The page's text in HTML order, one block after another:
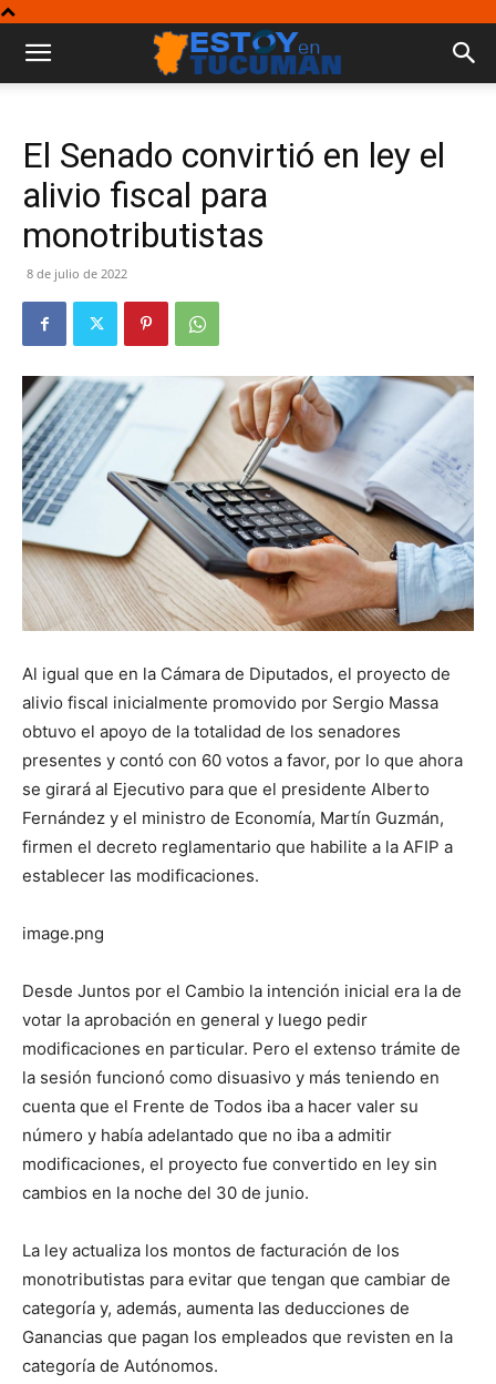
El Senado convirtió en ley el
alivio fiscal para
monotributistas
8 de julio de 2022
Al igual que en la Cámara de Diputados, el proyecto de
alivio fiscal inicialmente promovido por Sergio Massa
obtuvo el apoyo de la totalidad de los senadores
presentes y contó con 60 votos a favor, por lo que ahora
se girará al Ejecutivo para que el presidente Alberto
Fernández y el ministro de Economía, Martín Guzmán,
firmen el decreto reglamentario que habilite a la AFIP a
establecer las modificaciones.
image.png
Desde Juntos por el Cambio la intención inicial era la de
votar la aprobación en general y luego pedir
modificaciones en particular. Pero el extenso trámite de
la sesión funcionó como disuasivo y más teniendo en
cuenta que el Frente de Todos iba a hacer valer su
número y había adelantado que no iba a admitir
modificaciones, el proyecto fue convertido en ley sin
cambios en la noche del 30 de junio.
La ley actualiza los montos de facturación de los
monotributistas para evitar que tengan que cambiar de
categoría y, además, aumenta las deducciones de
Ganancias que pagan los empleados que revisten en la
categoría de Autónomos.